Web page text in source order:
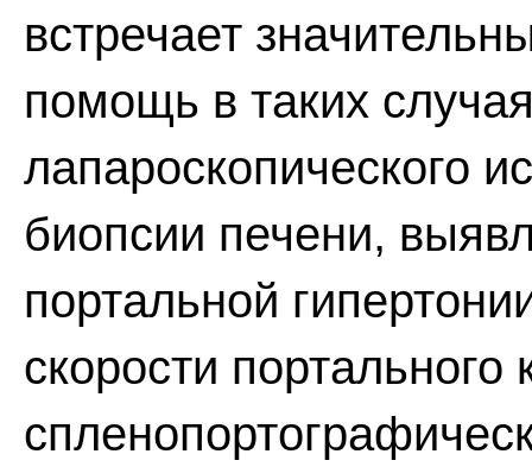
встречает
помощь в таких
лапароскопического
биопсии печени,
портальной
скорости портального